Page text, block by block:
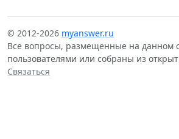
© 2012-2026 myanswer.ru
Все вопросы, размещенные на данном
пользователями или собраны из
Связаться